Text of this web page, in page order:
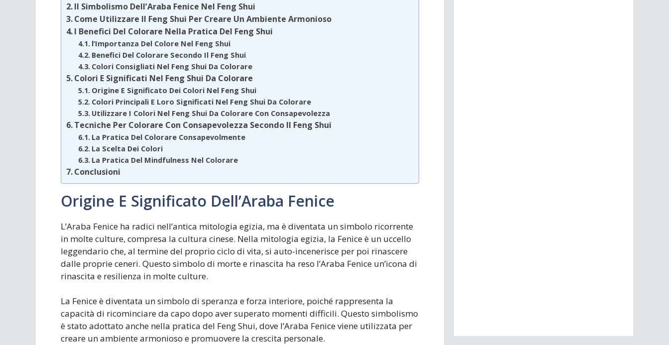
Il Simbolismo Dell’Araba Fenice Nel Feng Shui
Come Utilizzare Il Feng Shui Per Creare Un Ambiente Armonioso
I Benefici Del Colorare Nella Pratica Del Feng Shui
l’Importanza Del Colore Nel Feng Shui
Benefici Del Colorare Secondo Il Feng Shui
Colori Consigliati Nel Feng Shui Da Colorare
Colori E Significati Nel Feng Shui Da Colorare
Origine E Significato Dei Colori Nel Feng Shui
Colori Principali E Loro Significati Nel Feng Shui Da Colorare
Utilizzare I Colori Nel Feng Shui Da Colorare Con Consapevolezza
Tecniche Per Colorare Con Consapevolezza Secondo Il Feng Shui
La Pratica Del Colorare Consapevolmente
La Scelta Dei Colori
La Pratica Del Mindfulness Nel Colorare
Conclusioni
Origine E Significato Dell’Araba Fenice
L’Araba Fenice ha radici nell’antica mitologia egizia, ma è diventata un simbolo ricorrente
in molte culture, compresa la cultura cinese. Nella mitologia egizia, la Fenice è un uccello
leggendario che, al termine del proprio ciclo di vita, si auto-incenerisce per poi rinascere
dalle proprie ceneri. Questo simbolo di morte e rinascita ha reso l’Araba Fenice un’icona di
rinascita e resilienza in molte culture.
La Fenice è diventata un simbolo di speranza e forza interiore, poiché rappresenta la
capacità di ricominciare da capo dopo aver superato momenti difficili. Questo simbolismo
è stato adottato anche nella pratica del Feng Shui, dove l’Araba Fenice viene utilizzata per
creare un ambiente armonioso e promuovere la crescita personale.